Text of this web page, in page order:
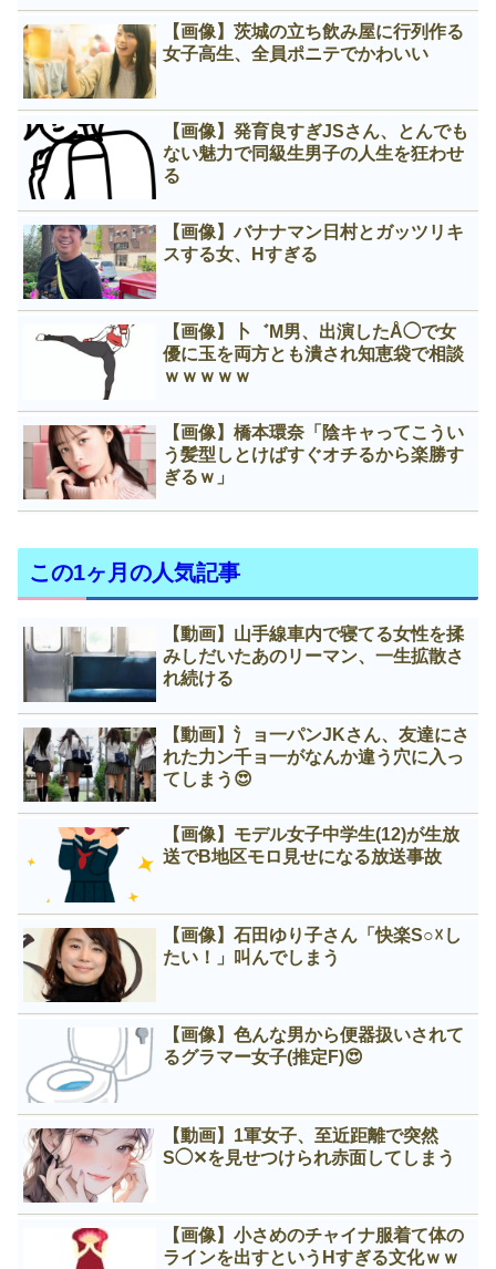
【画像】茨城の立ち飲み屋に行列作る
女子高生、全員ポニテでかわいい
【画像】発育良すぎJSさん、とんでも
ない魅力で同級生男子の人生を狂わせ
る
【画像】バナナマン日村とガッツリキ
スする女、Нすぎる
【画像】卜゛M男、出演したÅ◯で女
優に玉を両方とも潰され知恵袋で相談
ｗｗｗｗｗ
【画像】橋本環奈「陰キャってこうい
う髪型しとけばすぐオチるから楽勝す
ぎるｗ」
この1ヶ月の人気記事
【動画】山手線車内で寝てる女性を揉
みしだいたあのリーマン、一生拡散さ
れ続ける
【動画】氵ョ一パンJKさん、友達にさ
れた力ン千ョ一がなんか違う穴に入っ
てしまう😍
【画像】モデル女子中学生(12)が生放
送でB地区モロ見せになる放送事故
【画像】石田ゆり子さん「快楽S○☓し
たい！」叫んでしまう
【画像】色んな男から便器扱いされて
るグラマー女子(推定F)😍
【動画】1軍女子、至近距離で突然
S◯✕を見せつけられ赤面してしまう
【画像】小さめのチャイナ服着て体の
ラインを出すというНすぎる文化ｗｗ